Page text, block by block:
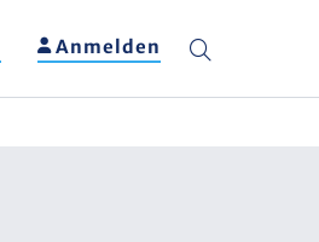
Anmelden